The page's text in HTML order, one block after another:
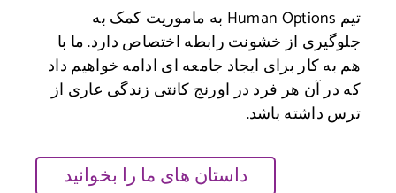
تیم Human Options به ماموریت کمک به
رابطه اختصاص دارد. ما با
جامعه ای ادامه خواهیم داد
اورنج کانتی زندگی عاری از
داستان های ما را بخوانید